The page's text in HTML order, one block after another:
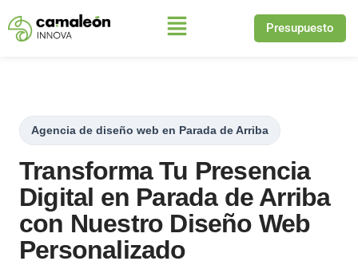
Saltar
Presupuesto
Agencia de diseño web en Parada de Arriba
Transforma Tu Presencia
Digital en Parada de Arriba
con Nuestro Diseño Web
Personalizado